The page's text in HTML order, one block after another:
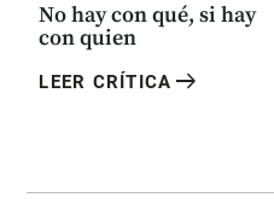
No hay con qué, si hay
con quien
LEER CRÍTICA arrow_right_alt